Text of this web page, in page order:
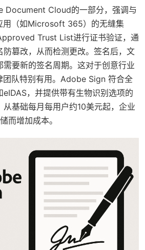
Document Cloud的一部分，强调与
用（如Microsoft 365）的无缝集
Trust List进行证书验证，通
防篡改，从而检测更改。签名后，文
要新的签名周期。这对于创意行业
团队特别有用。Adobe Sign 符合全
eIDAS，并提供带有生物识别选项的
基础每月每用户约10美元起，企业
而增加成本。